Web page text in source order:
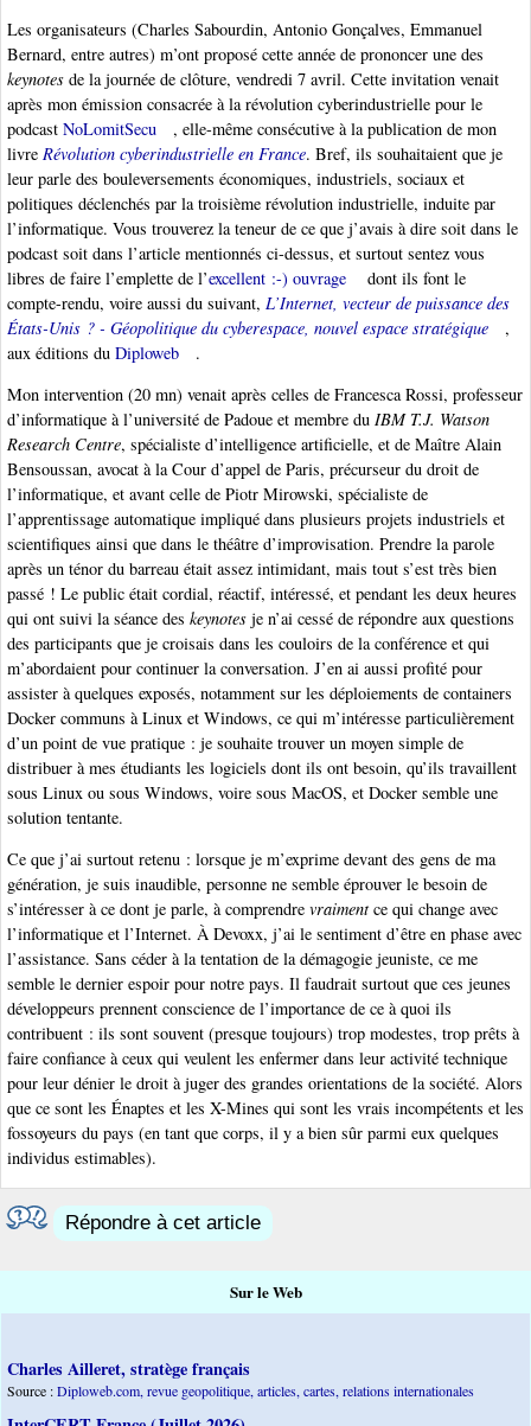
Les organisateurs (Charles Sabourdin, Antonio Gonçalves, Emmanuel
Bernard, entre autres) m’ont proposé cette année de prononcer une des
keynotes de la journée de clôture, vendredi 7 avril. Cette invitation venait
après mon émission consacrée à la révolution cyberindustrielle pour le
podcast NoLomitSecu
, elle-même consécutive à la publication de mon
livre Révolution cyberindustrielle en France. Bref, ils souhaitaient que je
leur parle des bouleversements économiques, industriels, sociaux et
politiques déclenchés par la troisième révolution industrielle, induite par
l’informatique. Vous trouverez la teneur de ce que j’avais à dire soit dans le
podcast soit dans l’article mentionnés ci-dessus, et surtout sentez vous
libres de faire l’emplette de l’excellent :-) ouvrage
dont ils font le
compte-rendu, voire aussi du suivant, L’Internet, vecteur de puissance des
États-Unis ? - Géopolitique du cyberespace, nouvel espace stratégique
,
aux éditions du Diploweb
.
Mon intervention (20 mn) venait après celles de Francesca Rossi, professeur
d’informatique à l’université de Padoue et membre du IBM T.J. Watson
Research Centre, spécialiste d’intelligence artificielle, et de Maître Alain
Bensoussan, avocat à la Cour d’appel de Paris, précurseur du droit de
l’informatique, et avant celle de Piotr Mirowski, spécialiste de
l’apprentissage automatique impliqué dans plusieurs projets industriels et
scientifiques ainsi que dans le théâtre d’improvisation. Prendre la parole
après un ténor du barreau était assez intimidant, mais tout s’est très bien
passé ! Le public était cordial, réactif, intéressé, et pendant les deux heures
qui ont suivi la séance des keynotes je n’ai cessé de répondre aux questions
des participants que je croisais dans les couloirs de la conférence et qui
m’abordaient pour continuer la conversation. J’en ai aussi profité pour
assister à quelques exposés, notamment sur les déploiements de containers
Docker communs à Linux et Windows, ce qui m’intéresse particulièrement
d’un point de vue pratique : je souhaite trouver un moyen simple de
distribuer à mes étudiants les logiciels dont ils ont besoin, qu’ils travaillent
sous Linux ou sous Windows, voire sous MacOS, et Docker semble une
solution tentante.
Ce que j’ai surtout retenu : lorsque je m’exprime devant des gens de ma
génération, je suis inaudible, personne ne semble éprouver le besoin de
s’intéresser à ce dont je parle, à comprendre vraimentce qui change avec
l’informatique et l’Internet. À Devoxx, j’ai le sentiment d’être en phase avec
l’assistance. Sans céder à la tentation de la démagogie jeuniste, ce me
semble le dernier espoir pour notre pays. Il faudrait surtout que ces jeunes
développeurs prennent conscience de l’importance de ce à quoi ils
contribuent : ils sont souvent (presque toujours) trop modestes, trop prêts à
faire confiance à ceux qui veulent les enfermer dans leur activité technique
pour leur dénier le droit à juger des grandes orientations de la société. Alors
que ce sont les Énaptes et les X-Mines qui sont les vrais incompétents et les
fossoyeurs du pays (en tant que corps, il y a bien sûr parmi eux quelques
individus estimables).
Répondre à cet article
Sur le Web
Charles Ailleret, stratège français
Source :Diploweb.com, revue geopolitique, articles, cartes, relations internationales